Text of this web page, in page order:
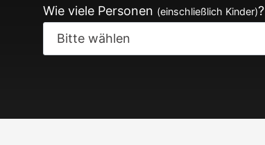
Wie viele Personen (einschließlich Kinder)?